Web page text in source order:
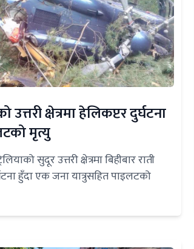
उत्तरी क्षेत्रमा हेलिकप्टर दुर्घटना
मृत्यु
सुदूर उत्तरी क्षेत्रमा बिहीबार राती
हुँदा एक जना यात्रुसहित पाइलटको